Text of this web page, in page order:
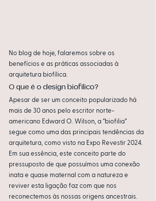
No blog de hoje, falaremos sobre os
benefícios e as práticas associadas à
arquitetura biofílica.
O que é o design biofílico?
Apesar de ser um conceito popularizado há
mais de 30 anos pelo escritor norte-
americano Edward O. Wilson, a “biofilia”
segue como uma das principais tendências da
arquitetura, como visto na Expo Revestir 2024.
Em sua essência, este conceito parte do
pressuposto de que possuímos uma conexão
inata e quase maternal com a natureza e
reviver esta ligação faz com que nos
reconectemos às nossas origens ancestrais.